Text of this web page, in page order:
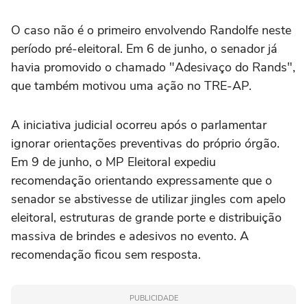
O caso não é o primeiro envolvendo Randolfe neste
período pré-eleitoral. Em 6 de junho, o senador já
havia promovido o chamado "Adesivaço do Rands",
que também motivou uma ação no TRE-AP.
A iniciativa judicial ocorreu após o parlamentar
ignorar orientações preventivas do próprio órgão.
Em 9 de junho, o MP Eleitoral expediu
recomendação orientando expressamente que o
senador se abstivesse de utilizar jingles com apelo
eleitoral, estruturas de grande porte e distribuição
massiva de brindes e adesivos no evento. A
recomendação ficou sem resposta.
PUBLICIDADE